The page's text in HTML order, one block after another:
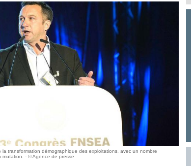
transformation démographique des exploitations, avec un nombre
mutation. - © Agence de presse